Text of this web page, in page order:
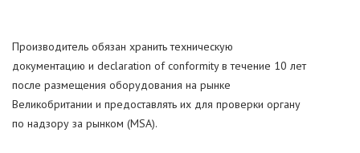
Производитель обязан хранить техническую
документацию и declaration of conformity в течение 10 лет
после размещения оборудования на рынке
Великобритании и предоставлять их для проверки органу
по надзору за рынком (MSA).